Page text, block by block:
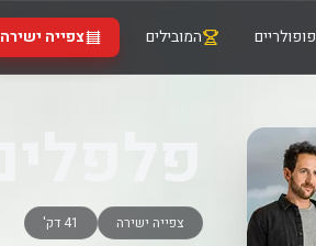
פופולריים המובילים צפייה ישירה
צפייה ישירה 41 דק'